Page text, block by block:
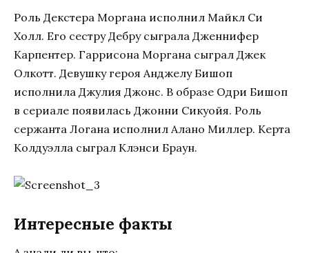
Роль Декстера Моргана исполнил Майкл Си
Холл. Его сестру Дебру сыграла Дженнифер
Карпентер. Гаррисона Моргана сыграл Джек
Олкотт. Девушку героя Анджелу Бишоп
исполнила Джулия Джонс. В образе Одри Бишоп
в сериале появилась Джонни Сикуойя. Роль
сержанта Логана исполнил Алано Миллер. Керта
Колдуэлла сыграл Клэнси Браун.
Интересные факты